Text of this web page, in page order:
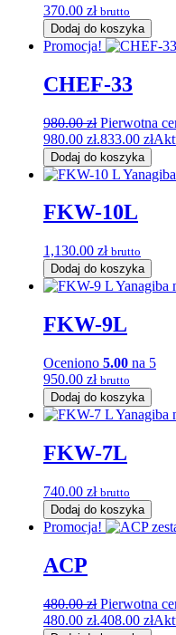
370.00 zł brutto
Dodaj do koszyka
Promocja!
CHEF-33
980.00zł Pierwotna
980.00 zł.833.00 zł
Dodaj do koszyka
FKW-10L
1,130.00 zł brutto
Dodaj do koszyka
FKW-9L
Oceniono 5.00 na 5
950.00 zł brutto
Dodaj do koszyka
FKW-7L
740.00 zł brutto
Dodaj do koszyka
Promocja!
ACP
480.00zł Pierwotna
480.00 zł.408.00 zł